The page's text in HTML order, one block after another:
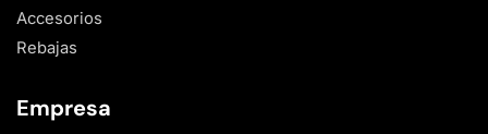
Accesorios
Rebajas
Empresa